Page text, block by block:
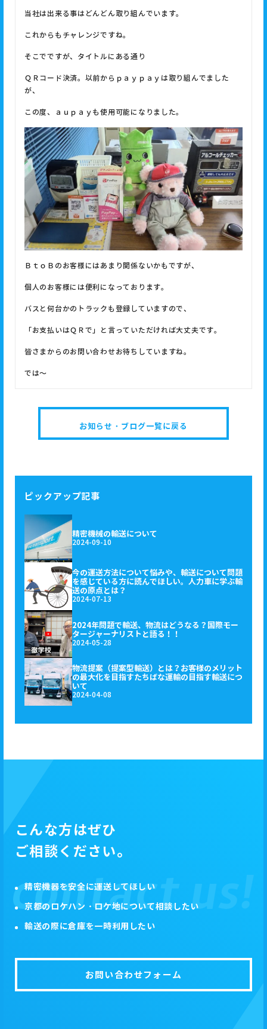
ピックアップ記事
精密機械の輸送について
2024-09-10
今の運送方法について悩みや、輸送について問題
を感じている方に読んでほしい。人力車に学ぶ輸
送の原点とは？
2024-07-13
2024年問題で輸送、物流はどうなる？国際モー
タージャーナリストと語る！！
2024-05-28
物流提案（提案型輸送）とは？お客様のメリット
の最大化を目指すたちばな運輸の目指す輸送につ
いて
2024-04-08
当社は出来る事はどんどん取り組んでいます。
これからもチャレンジですね。
そこでですが、タイトルにある通り
ＱＲコード決済。以前からｐａｙｐａｙは取り組んでました
が、
この度、ａｕｐａｙも使用可能になりました。
ＢｔｏＢのお客様にはあまり関係ないかもですが、
個人のお客様には便利になっております。
バスと何台かのトラックも登録していますので、
「お支払いはＱＲで」と言っていただければ大丈夫です。
皆さまからのお問い合わせお待ちしていますね。
では～
お知らせ・ブログ一覧に戻る
こんな方はぜひ
ご相談ください。
精密機器を安全に運送してほしい
京都のロケハン・ロケ地について相談したい
輸送の際に倉庫を一時利用したい
お問い合わせフォーム